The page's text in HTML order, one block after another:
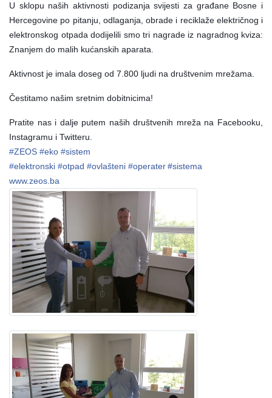
U sklopu naših aktivnosti podizanja svijesti za građane Bosne i
Hercegovine po pitanju, odlaganja, obrade i reciklaže električnog i
elektronskog otpada dodijelili smo tri nagrade iz nagradnog kviza:
Znanjem do malih kućanskih aparata.
Aktivnost je imala doseg od 7.800 ljudi na društvenim mrežama.
Čestitamo našim sretnim dobitnicima!
Pratite nas i dalje putem naših društvenih mreža na Facebooku,
Instagramu i Twitteru.
#ZEOS #eko #sistem
#elektronski #otpad #ovlašteni #operater#sistema
www.zeos.ba